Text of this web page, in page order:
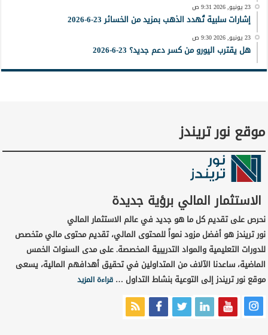
23 يونيو, 2026 9:31 ص
إشارات سلبية تُهدد الذهب بمزيد من الخسائر 23-6-2026
23 يونيو, 2026 9:30 ص
هل يقترب اليورو من كسر دعم جديد؟ 23-6-2026
موقع نور تريندز
الاستثمار المالي برؤية جديدة
نحرص على تقديم كل ما هو جديد في عالم الاستثمار المالي
نور تريندز هو أفضل مزود نمواً للمحتوى المالي، تقديم محتوى مالي متخصص
للدورات التعليمية والمواد التدريبية المخصصة. على مدى السنوات الخمس
الماضية، ساعدنا الآلاف من المتداولين في تحقيق أهدافهم المالية، يسعى
موقع نور تريندز إلى التوعية بنشاط التداول …قراءة المزيد